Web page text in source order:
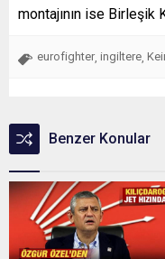
montajının ise Birleşik
eurofighter ingiltere
Benzer Konular